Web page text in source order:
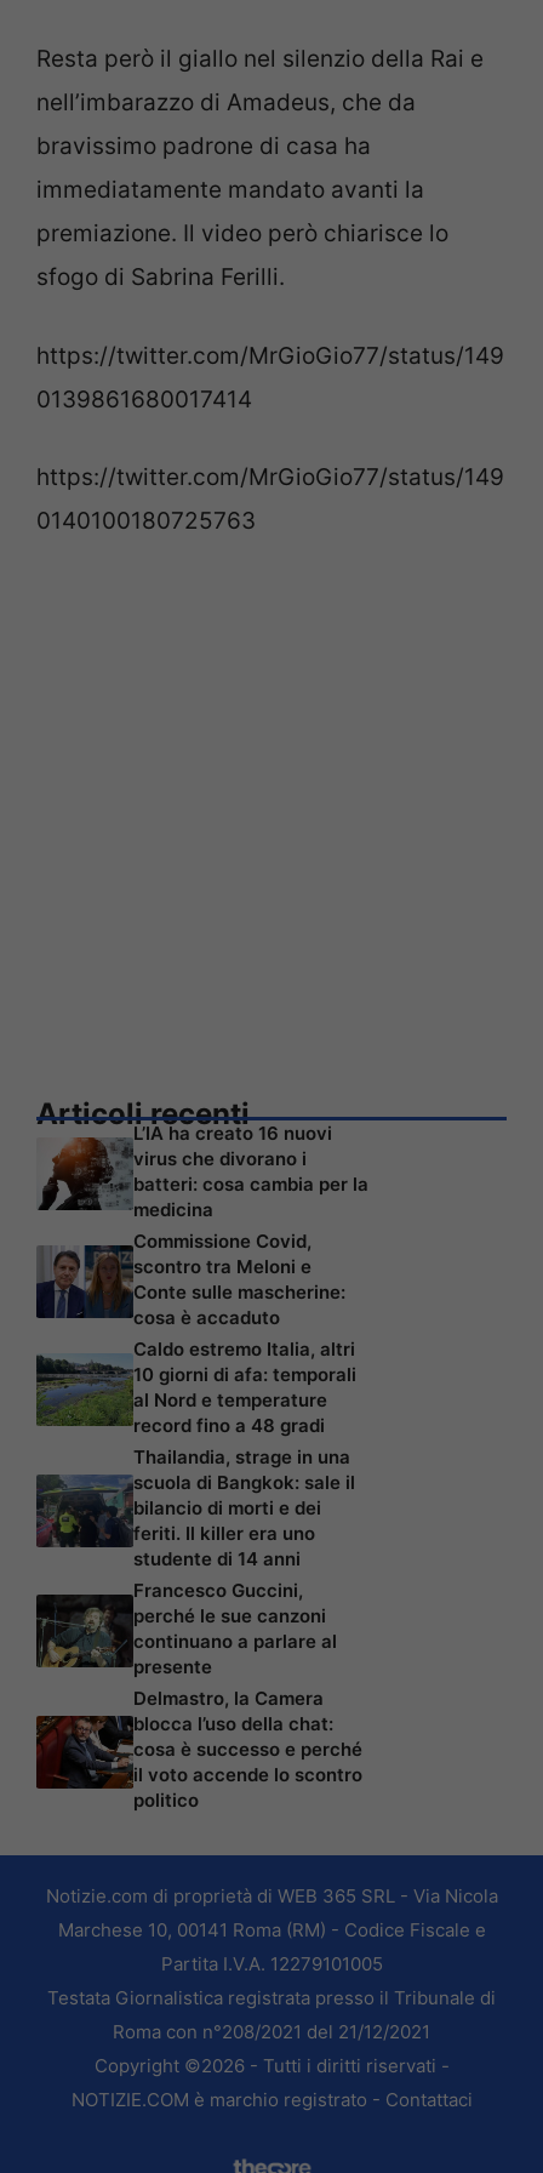
Resta però il giallo nel silenzio della Rai e
nell’imbarazzo di Amadeus, che da
bravissimo padrone di casa ha
immediatamente mandato avanti la
premiazione. Il video però chiarisce lo
sfogo di Sabrina Ferilli.
https://twitter.com/MrGioGio77/status/149
0139861680017414
https://twitter.com/MrGioGio77/status/149
0140100180725763
Articoli recenti
L’IA ha creato 16 nuovi
virus che divorano i
batteri: cosa cambia per la
medicina
Commissione Covid,
scontro tra Meloni e
Conte sulle mascherine:
cosa è accaduto
Caldo estremo Italia, altri
10 giorni di afa: temporali
al Nord e temperature
record fino a 48 gradi
Thailandia, strage in una
scuola di Bangkok: sale il
bilancio di morti e dei
feriti. Il killer era uno
studente di 14 anni
Francesco Guccini,
perché le sue canzoni
continuano a parlare al
presente
Delmastro, la Camera
blocca l’uso della chat:
cosa è successo e perché
il voto accende lo scontro
politico
Notizie.com di proprietà di WEB 365 SRL - Via Nicola
Marchese 10, 00141 Roma (RM) - Codice Fiscale e
Partita I.V.A. 12279101005
Testata Giornalistica registrata presso il Tribunale di
Roma con n°208/2021 del 21/12/2021
Copyright ©2026 - Tutti i diritti riservati -
NOTIZIE.COM è marchio registrato - Contattaci